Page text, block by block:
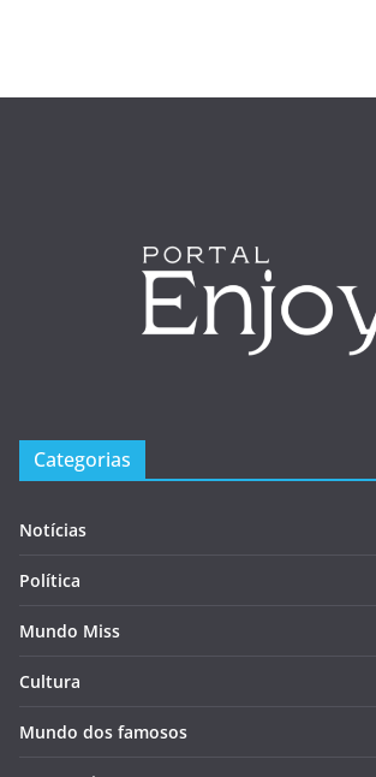
Categorias
Notícias
Política
Mundo Miss
Cultura
Mundo dos famosos